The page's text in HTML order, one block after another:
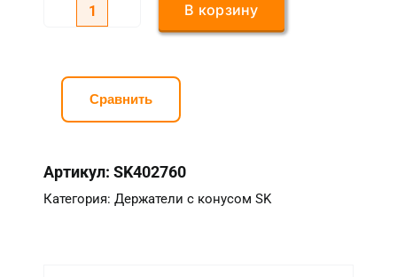
Количество
SK40
FMВ27-
В корзину
Сравнить
Артикул:SK402760
Категория:Держатели с конусом SK